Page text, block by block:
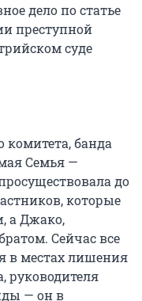
дело по статье
преступной
суде
банда
Семья —
до
которые
а Джако,
Сейчас все
в местах лишения
руководителя
— он в